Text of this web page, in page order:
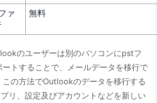
ァ
無料
のユーザーは別のパソコンにpstフ
ートすることで、メールデータを移行で
この方法でOutlookのデータを移行する
リ、設定及びアカウントなどを新しい